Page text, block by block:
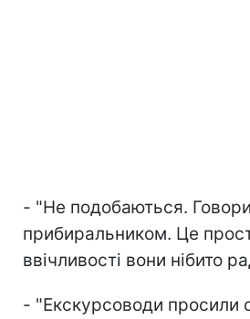
- "Не подобаються.
прибиральником. Це
ввічливості вони нібито
- "Екскурсоводи просили